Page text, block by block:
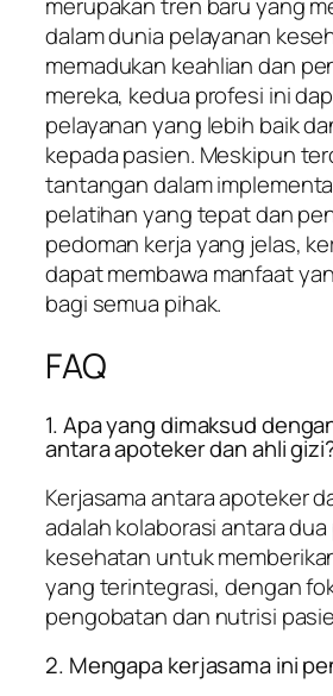
dalam dunia pelayanan
memadukan keahlian dan
mereka, kedua profesi ini
pelayanan yang lebih baik
kepada pasien. Meskipun
tantangan dalam
pelatihan yang tepat dan
pedoman kerja yang jelas,
dapat membawa manfaat
bagi semua pihak.
FAQ
1. Apa yang dimaksud
antara apoteker dan ahli
Kerjasama antara apoteker
adalah kolaborasi antara
kesehatan untuk
yang terintegrasi, dengan
pengobatan dan nutrisi
2. Mengapa kerjasama ini